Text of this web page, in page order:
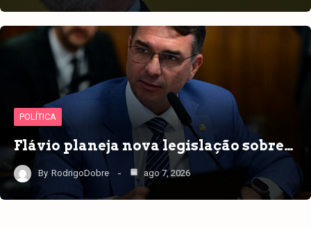
POLÍTICA
Flávio planeja nova legislação sobre…
By RodrigoDobre ago 7, 2026